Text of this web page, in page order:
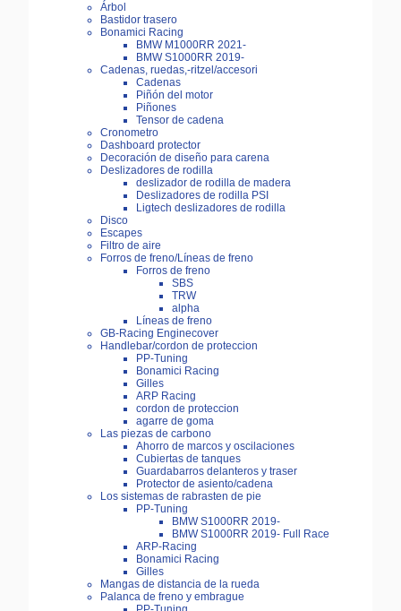
Árbol
Bastidor trasero
Bonamici Racing
BMW M1000RR 2021-
BMW S1000RR 2019-
Cadenas, ruedas,-ritzel/accesori
Cadenas
Piñón del motor
Piñones
Tensor de cadena
Cronometro
Dashboard protector
Decoración de diseño para carena
Deslizadores de rodilla
deslizador de rodilla de madera
Deslizadores de rodilla PSI
Ligtech deslizadores de rodilla
Disco
Escapes
Filtro de aire
Forros de freno/Líneas de freno
Forros de freno
SBS
TRW
alpha
Líneas de freno
GB-Racing Enginecover
Handlebar/cordon de proteccion
PP-Tuning
Bonamici Racing
Gilles
ARP Racing
cordon de proteccion
agarre de goma
Las piezas de carbono
Ahorro de marcos y oscilaciones
Cubiertas de tanques
Guardabarros delanteros y traser
Protector de asiento/cadena
Los sistemas de rabrasten de pie
PP-Tuning
BMW S1000RR 2019-
BMW S1000RR 2019- Full Race
ARP-Racing
Bonamici Racing
Gilles
Mangas de distancia de la rueda
Palanca de freno y embrague